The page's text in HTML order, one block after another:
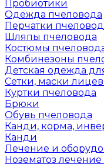
Пробиотики
Одежда пчеловода
Перчатки
Шляпы пчеловода
Костюмы
Комбинезоны
Детская одежда
Сетки, маски
Куртки пчеловода
Брюки
Обувь пчеловода
Канди, корма,
Канди
Лечение и
Нозематоз